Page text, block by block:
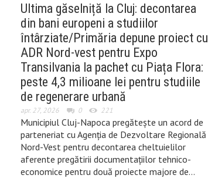
Ultima găselniță la Cluj: decontarea
din bani europeni a studiilor
întârziate/Primăria depune proiect cu
ADR Nord-vest pentru Expo
Transilvania la pachet cu Piața Flora:
peste 4,3 milioane lei pentru studiile
de regenerare urbană
apr. 27, 2026 0 221
Municipiul Cluj-Napoca pregătește un acord de
parteneriat cu Agenția de Dezvoltare Regională
Nord-Vest pentru decontarea cheltuielilor
aferente pregătirii documentațiilor tehnico-
economice pentru două proiecte majore de…